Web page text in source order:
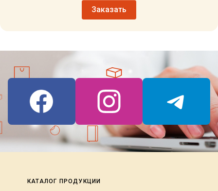
Заказать
КАТАЛОГ ПРОДУКЦИИ